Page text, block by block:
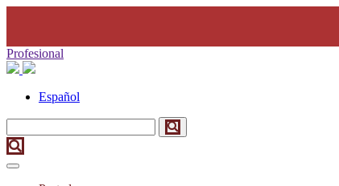
Profesional
Español